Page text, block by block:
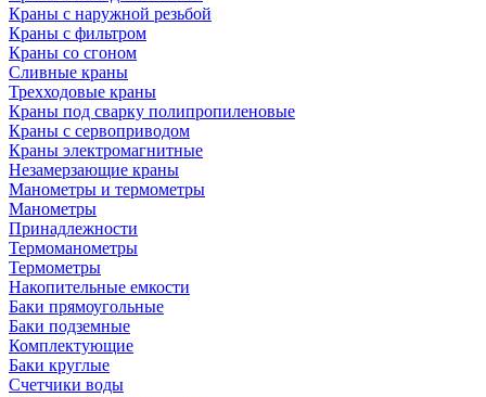
Краны с наружной резьбой
Краны с фильтром
Краны со сгоном
Сливные краны
Трехходовые краны
Краны под сварку полипропиленовые
Краны с сервоприводом
Краны электромагнитные
Незамерзающие краны
Манометры и термометры
Манометры
Принадлежности
Термоманометры
Термометры
Накопительные емкости
Баки прямоугольные
Баки подземные
Комплектующие
Баки круглые
Счетчики воды